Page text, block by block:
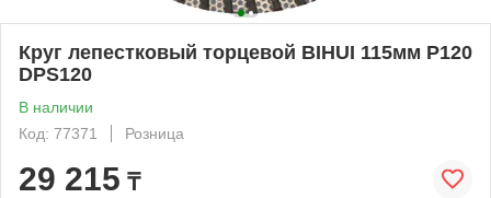
Круг лепестковый торцевой BIHUI 115мм P120
DPS120
В наличии
Код: 77371
Розница
29 215 ₸